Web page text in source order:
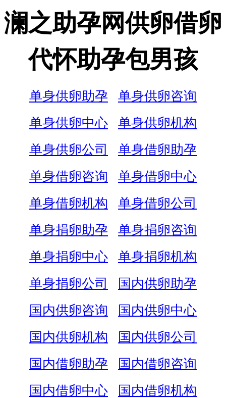
澜之助孕网供卵借卵
代怀助孕包男孩
单身供卵助孕
单身供卵咨询
单身供卵中心
单身供卵机构
单身供卵公司
单身借卵助孕
单身借卵咨询
单身借卵中心
单身借卵机构
单身借卵公司
单身捐卵助孕
单身捐卵咨询
单身捐卵中心
单身捐卵机构
单身捐卵公司
国内供卵助孕
国内供卵咨询
国内供卵中心
国内供卵机构
国内供卵公司
国内借卵助孕
国内借卵咨询
国内借卵中心
国内借卵机构